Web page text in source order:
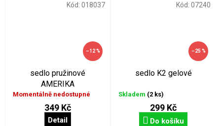
–12 %
sedlo pružinové
AMERIKA
Momentálně nedostupné
349 Kč
Detail
Kód: 018037
–25 %
sedlo K2 gelové
Skladem (2 ks)
299 Kč
Do košíku
Kód: 07240